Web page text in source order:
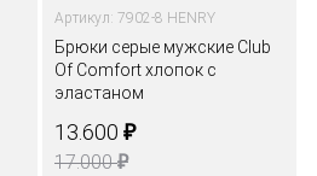
Артикул: 7902-8 HENRY
Брюки серые мужские Club
Of Comfort хлопок с
эластаном
13.600 ₽
17.000₽